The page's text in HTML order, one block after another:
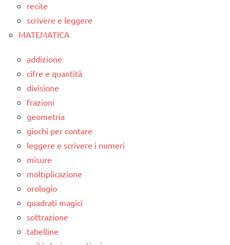
recite
scrivere e leggere
MATEMATICA
addizione
cifre e quantità
divisione
frazioni
geometria
giochi per contare
leggere e scrivere i numeri
misure
moltiplicazione
orologio
quadrati magici
sottrazione
tabelline